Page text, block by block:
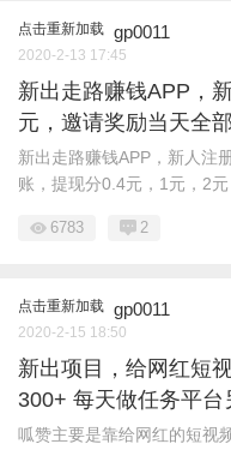
点击重新加载 gp0011
2020-2-13 17:45
新出走路赚钱APP，
元，邀请奖励当天全
新出走路赚钱APP，新人注
账，提现分0.4元，1元，2
6783 2
点击重新加载 gp0011
2020-2-15 18:50
新出项目，给网红短
300+ 每天做任务平台
呱赞主要是靠给网红的短视